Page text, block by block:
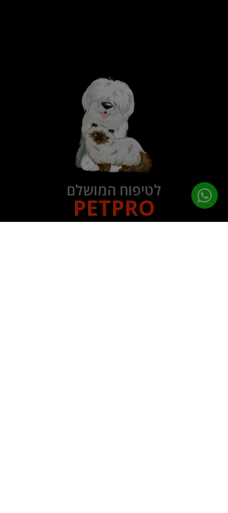
לטיפוח המושלם
PETPRO